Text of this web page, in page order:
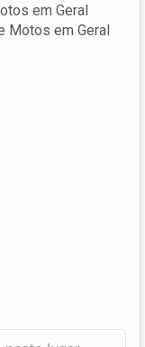
em Geral
Motos em Geral